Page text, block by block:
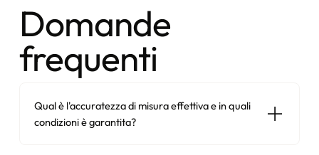
Domande
frequenti
Qual è l'accuratezza di misura effettiva e in quali
condizioni è garantita?